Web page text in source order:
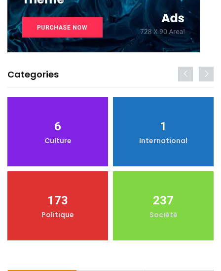
Categories
6
Culture
1
International
173
Politique
237
Société